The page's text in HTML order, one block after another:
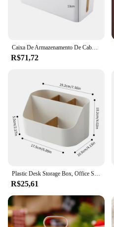
Caixa De Armazenamento De Cabo De Madeira, Caso De Faixa De Poder, Organizador De Gerenciamento De Fio, Anti-Poeira Carregador Bin, Soquete De Rede
R$71,72
Plastic Desk Storage Box, Office Supplies Box, Makeup Cosmetic Desktop Organizer, Dividing Box for Living Room
R$25,61